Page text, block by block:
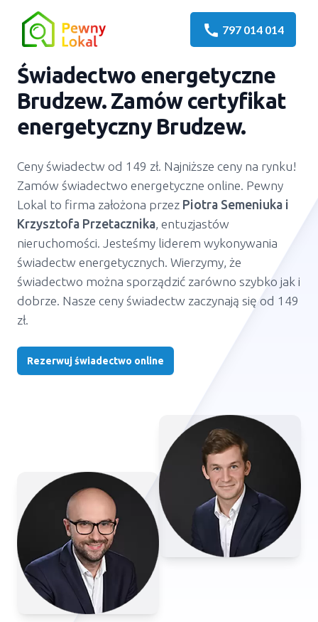
call 797 014 014
Świadectwo energetyczne
Brudzew. Zamów certyfikat
energetyczny Brudzew.
Ceny świadectw od 149 zł. Najniższe ceny na rynku!
Zamów świadectwo energetyczne online. Pewny
Lokal to firma założona przez Piotra Semeniuka i
Krzysztofa Przetacznika, entuzjastów
nieruchomości. Jesteśmy liderem wykonywania
świadectw energetycznych. Wierzymy, że
świadectwo można sporządzić zarówno szybko jak i
dobrze. Nasze ceny świadectw zaczynają się od 149
zł.
Rezerwuj świadectwo online